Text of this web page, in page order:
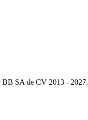
BB SA de CV 2013 - 2027.